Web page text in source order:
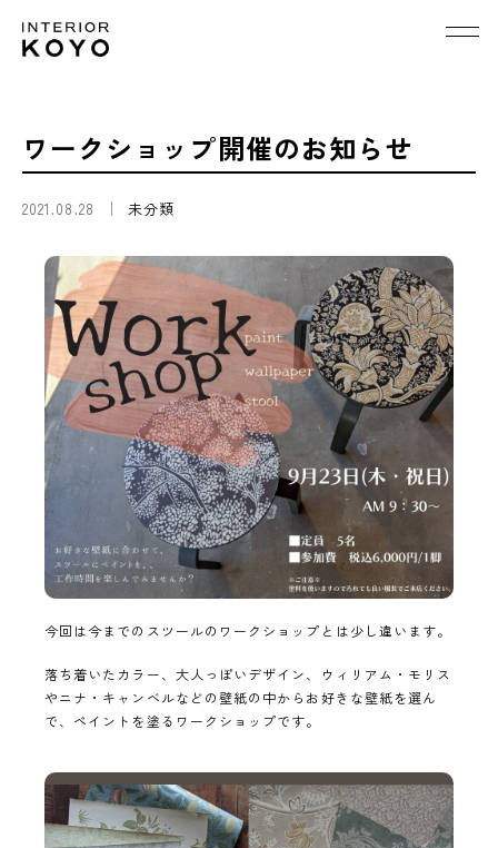
ワークショップ開催のお知らせ
2021.08.28 未分類
今回は今までのスツールのワークショップとは少し違います。
落ち着いたカラー、大人っぽいデザイン、ウィリアム・モリス
やニナ・キャンベルなどの壁紙の中からお好きな壁紙を選ん
で、ペイントを塗るワークショップです。